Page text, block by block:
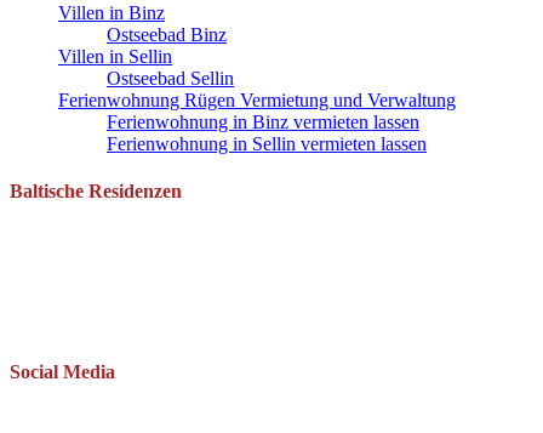
Villen in Binz
Ostseebad Binz
Villen in Sellin
Ostseebad Sellin
Ferienwohnung Rügen Vermietung und Verwaltung
Ferienwohnung in Binz vermieten lassen
Ferienwohnung in Sellin vermieten lassen
Baltische Residenzen
Social Media